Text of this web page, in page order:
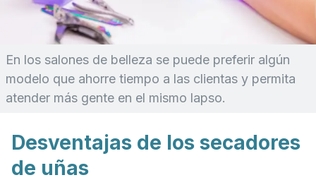
En los salones de belleza se puede preferir algún
modelo que ahorre tiempo a las clientas y permita
atender más gente en el mismo lapso.
Desventajas de los secadores
de uñas